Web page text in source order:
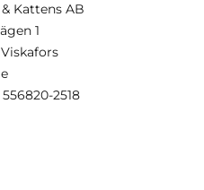
Kattens AB
1
Viskafors
556820-2518